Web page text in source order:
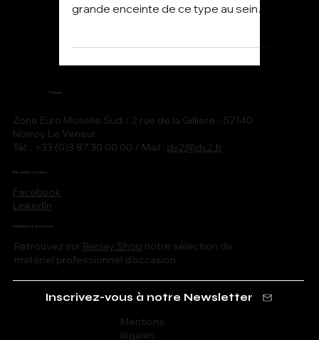
grande enceinte de ce type au sein
Zone Euro Moselle Sud / 2 rue de la Gillière - 57140
Norroy Le Veneur
Tél. : +33 (0)3 87 30 00 00 / Mail : dv2@dv2.fr
France
Facebook
LinkedIn
Réseaux sociaux
Matériel d'occasion
Retrouvez sur Replay Shop notre sélection de
matériel professionnel d'occasion.
Inscrivez-vous à notre Newsletter
Mentions
légales